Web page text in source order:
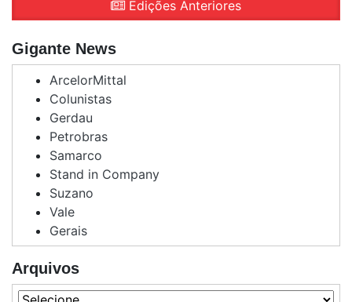
Edições Anteriores
Gigante News
ArcelorMittal
Colunistas
Gerdau
Petrobras
Samarco
Stand in Company
Suzano
Vale
Gerais
Arquivos